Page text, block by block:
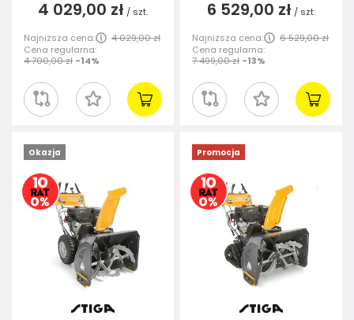
4 029,00 zł / szt.
Najniższa cena:
4 029,00 zł
Cena regularna:
4 700,00 zł -14%
6 529,00 zł / szt.
Najniższa cena:
6 529,00 zł
Cena regularna:
7 499,00 zł -13%
Okazja Promocja